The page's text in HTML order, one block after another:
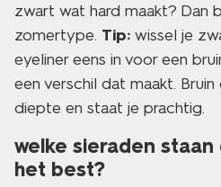
zwart wat hard maakt? Dan
zomertype. Tip: wissel je
eyeliner eens in voor een
een verschil dat maakt.
diepte en staat je prachtig.
welke sieraden
het best?